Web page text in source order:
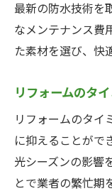
最新の防水技術を
なメンテナンス費
た素材を選び、快
リフォームのタ
リフォームのタイ
に抑えることがで
光シーズンの影響
とで業者の繁忙期